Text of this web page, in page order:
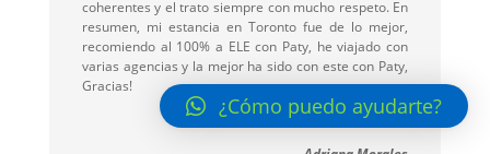
coherentes y el trato siempre con mucho respeto. En
resumen, mi estancia en Toronto fue de lo mejor,
recomiendo al 100% a ELE con Paty, he viajado con
varias agencias y la mejor ha sido con este con Paty,
Gracias!
¿Cómo puedo ayudarte?